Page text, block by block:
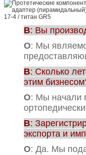
В: Вы
О: Мы
В: Сколько
этим
О: Мы начали
В:
экспорта и
О: Да. Мы